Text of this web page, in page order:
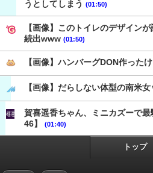
うとしてしまう (01:50)
【画像】このトイレのデザイン
続出www (01:50)
【画像】ハンバーグDON作った
【画像】だらしない体型の南米
賀喜遥香ちゃん、ミニカズーで
46】
(01:40)
トップ